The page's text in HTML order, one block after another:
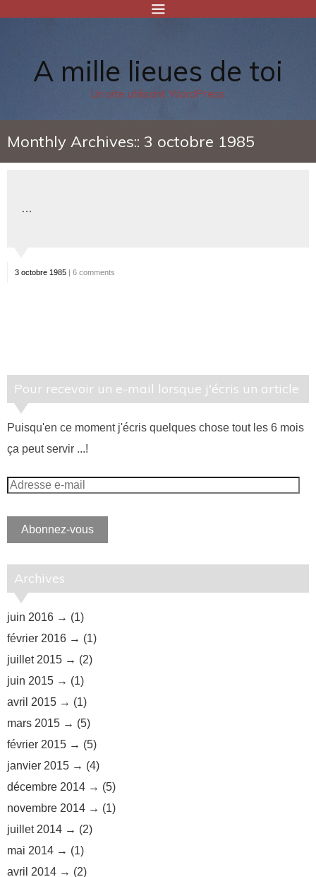
A mille lieues de toi
Un site utilisant WordPress
Monthly Archives:: 3 octobre 1985
…
3 octobre 1985 | 6 comments
Pour recevoir un e-mail lorsque j'écris un article
Puisqu'en ce moment j'écris quelques chose tout les 6 mois
ça peut servir ...!
Adresse
mailAbonnez-vous
Archives
juin 2016
(1)
février 2016
(1)
juillet 2015
(2)
juin 2015
(1)
avril 2015
(1)
mars 2015
(5)
février 2015
(5)
janvier 2015
(4)
décembre 2014
(5)
novembre 2014
(1)
juillet 2014
(2)
mai 2014
(1)
avril 2014
(2)